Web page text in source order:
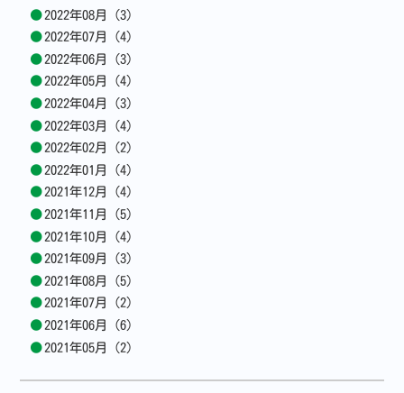
2022年08月 (3)
2022年07月 (4)
2022年06月 (3)
2022年05月 (4)
2022年04月 (3)
2022年03月 (4)
2022年02月 (2)
2022年01月 (4)
2021年12月 (4)
2021年11月 (5)
2021年10月 (4)
2021年09月 (3)
2021年08月 (5)
2021年07月 (2)
2021年06月 (6)
2021年05月 (2)